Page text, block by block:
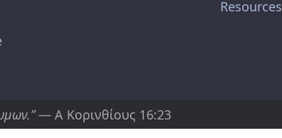
Resources
— Α Κορινθίους 16:23